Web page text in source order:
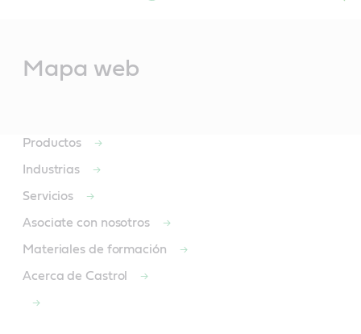
Mapa web
Productos
Industrias
Servicios
Asociate con nosotros
Materiales de formación
Acerca de Castrol